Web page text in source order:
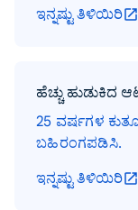
ಇನ್ನಷ್ಟು ತಿಳಿಯಿರಿ
ಹೆಚ್ಚು ಹುಡುಕಿದ
25 ವರ್ಷಗಳ
ಬಹಿರಂಗಪಡಿಸಿ.
ಇನ್ನಷ್ಟು ತಿಳಿಯಿರಿ